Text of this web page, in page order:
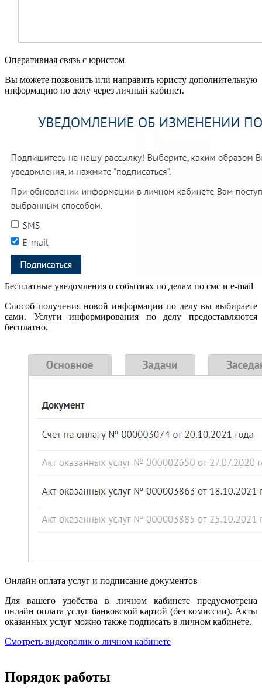
Оперативная связь с юристом
Вы можете позвонить или направить юристу дополнительную
информацию по делу через личный кабинет.
Бесплатные уведомления о событиях по делам по смс и e-mail
Способ получения новой информации по делу вы выбираете
сами. Услуги информирования по делу предоставляются
бесплатно.
Онлайн оплата услуг и подписание документов
Для вашего удобства в личном кабинете предусмотрена
онлайн оплата услуг банковской картой (без комиссии). Акты
оказанных услуг можно также подписать в личном кабинете.
Смотреть видеоролик о личном кабинете
Порядок работы